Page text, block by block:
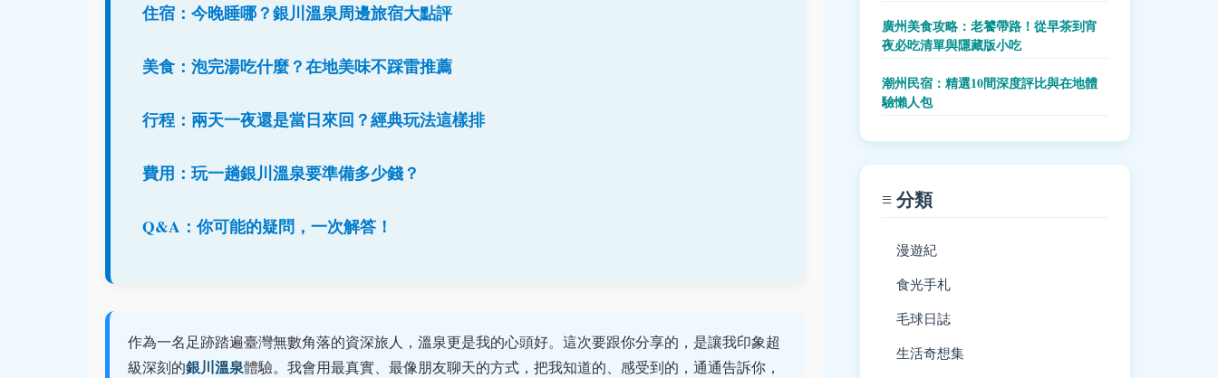
住宿：今晚睡哪？銀川溫泉周邊旅宿大點評
美食：泡完湯吃什麼？在地美味不踩雷推薦
行程：兩天一夜還是當日來回？經典玩法這樣排
費用：玩一趟銀川溫泉要準備多少錢？
Q&A：你可能的疑問，一次解答！
作為一名足跡踏遍臺灣無數角落的資深旅人，溫泉更是我的心頭好。這次要跟你分享的，是讓我印象超
級深刻的銀川溫泉體驗。我會用最真實、最像朋友聊天的方式，把我知道的、感受到的，通通告訴你，
廣州美食攻略：老饕帶路！從早茶到宵
夜必吃清單與隱藏版小吃
潮州民宿：精選10間深度評比與在地體
驗懶人包
≡ 分類
漫遊紀
食光手札
毛球日誌
生活奇想集